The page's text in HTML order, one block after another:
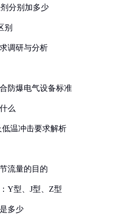
分别加多少
别
调研与分析
防爆电气设备标准
么
低温冲击要求解析
流量的目的
Y型、J型、Z型
多少